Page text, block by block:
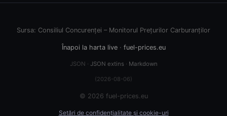
Sursa: Consiliul Concurenței – Monitorul Prețurilor Carburanților
Înapoi la harta live· fuel-prices.eu
JSON · JSON extins· Markdown
(2026-08-06)
© 2026 fuel-prices.eu
Setări de confidențialitate și cookie-uri